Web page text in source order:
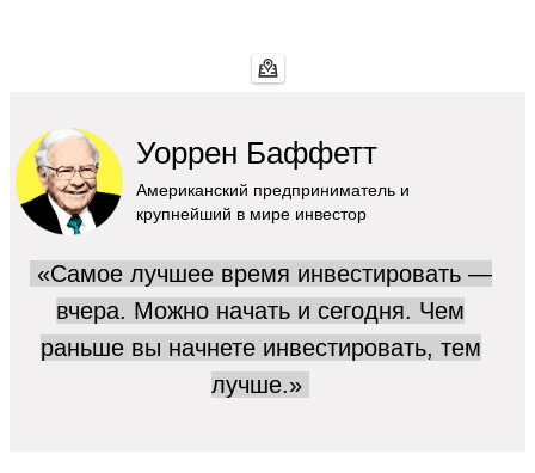
Уоррен Баффетт
Американский предприниматель и
крупнейший в мире инвестор
«Самое лучшее время инвестировать —
вчера. Можно начать и сегодня. Чем
раньше вы начнете инвестировать, тем
лучше.»